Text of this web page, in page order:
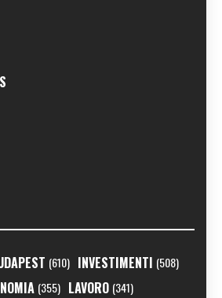
(610) INVESTIMENTI (508)
(355) LAVORO (341)